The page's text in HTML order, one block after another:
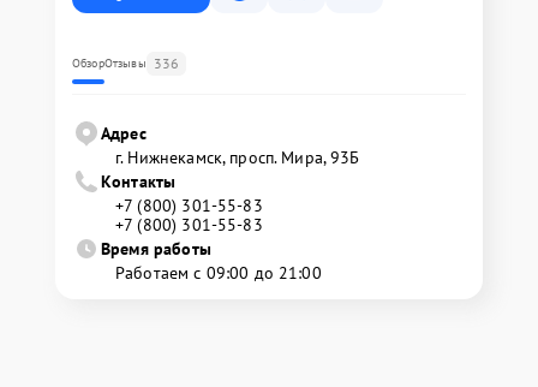
ОбзорОтзывы 336
Адрес
г. Нижнекамск, просп. Мира, 93Б
Контакты
+7 (800) 301-55-83
+7 (800) 301-55-83
Время работы
Работаем с 09:00 до 21:00